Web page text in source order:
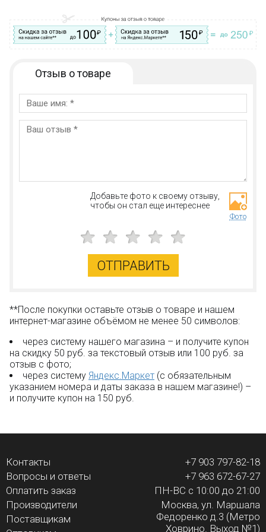
Отзыв о товаре
Добавьте фото к своему отзыву,
чтобы он стал еще интереснее
Фото
ОТПРАВИТЬ
**После покупки оставьте отзыв о товаре и нашем
интернет-магазине объёмом не менее 50 символов:
через систему нашего магазина – и получите купон
на скидку 50 руб. за текстовый отзыв или 100 руб. за
отзыв с фото;
через систему Яндекс.Маркет (с обязательным
указанием номера и даты заказа в нашем магазине!) –
и получите купон на 150 руб.
Контакты
Вопросы и ответы
Оплатить заказ
Производители
Поставщикам
+7 903 797-82-18
+7 963 672-67-27
ПН-ВС с 10:00 до 21:00
Москва, ул. Маршала
Федоренко д.3 (Метро
Ховрино. Выход №1)